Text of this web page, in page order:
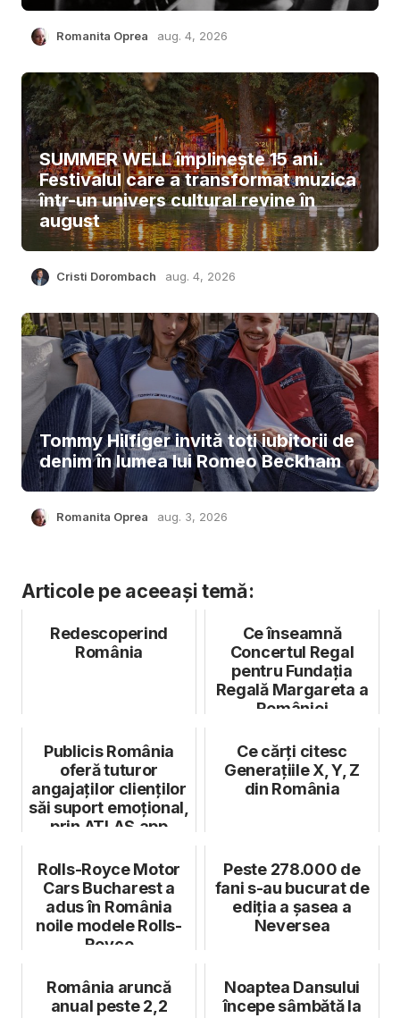
Romanita Oprea aug. 4, 2026
SUMMER WELL împlinește 15 ani.
Festivalul care a transformat muzica
într-un univers cultural revine în
august
Cristi Dorombach aug. 4, 2026
Tommy Hilfiger invită toți iubitorii de
denim în lumea lui Romeo Beckham
Romanita Oprea aug. 3, 2026
Articole pe aceeași temă:
Redescoperind
România
Ce înseamnă
Concertul Regal
pentru Fundația
Regală Margareta a
României
Publicis România
oferă tuturor
angajaților clienților
săi suport emoțional,
prin ATLAS.app
Ce cărți citesc
Generațiile X, Y, Z
din România
Rolls-Royce Motor
Cars Bucharest a
adus în România
noile modele Rolls-
Royce
Peste 278.000 de
fani s-au bucurat de
ediția a șasea a
Neversea
România aruncă
anual peste 2,2
Noaptea Dansului
începe sâmbătă la